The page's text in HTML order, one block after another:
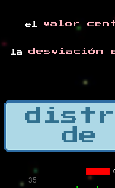
el valor
la desviación
de